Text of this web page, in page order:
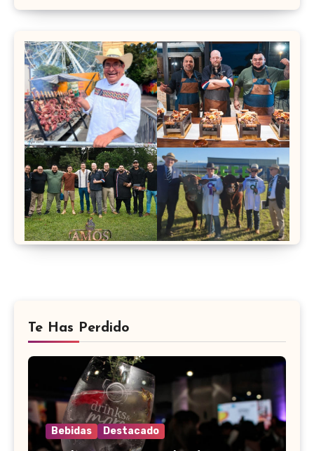
Te Has Perdido
Bebidas Destacado